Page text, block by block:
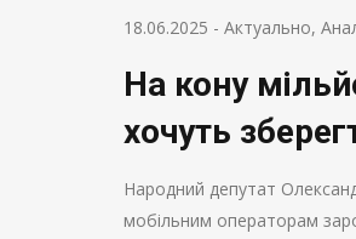
18.06.2025 - Актуально,
На кону
хочуть
Народний депутат
мобільним операторам